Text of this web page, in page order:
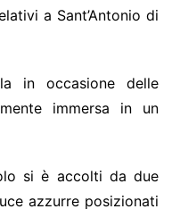
a Sant’Antonio di
in occasione delle
immersa in un
si è accolti da due
azzurre posizionati